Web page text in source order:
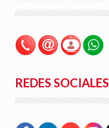
REDES SOCIALES